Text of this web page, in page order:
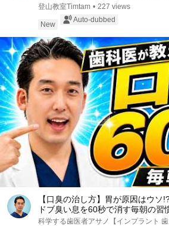
登山教室Timtam • 227 views
New
Auto-dubbed
【口臭の治し方】胃が原因はウソ
ドブ臭い息を60秒で消す毎朝の習
で悩まない！
科学する歯医者アサノ【インプラント 歯